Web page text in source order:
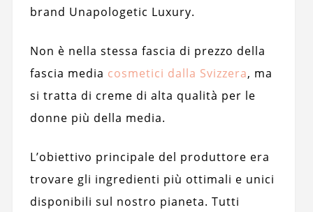
brand Unapologetic Luxury.
Non è nella stessa fascia di prezzo della
fascia media cosmetici dalla Svizzera, ma
si tratta di creme di alta qualità per le
donne più della media.
L’obiettivo principale del produttore era
trovare gli ingredienti più ottimali e unici
disponibili sul nostro pianeta. Tutti